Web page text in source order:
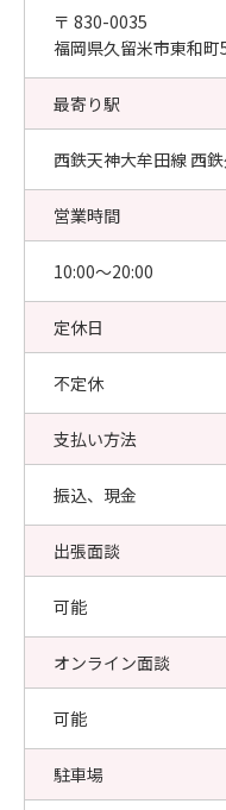
〒 830-0035
福岡県久留米市東和
最寄り駅
西鉄天神大牟田線 西
営業時間
10:00〜20:00
定休日
不定休
支払い方法
振込、現金
出張面談
可能
オンライン面談
可能
駐車場